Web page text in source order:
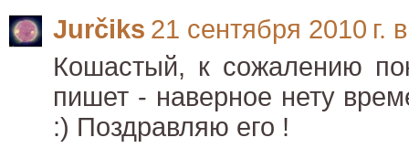
Jurčiks 21 сентября 2010 г.
Кошастый, к сожалению
пишет - наверное нету
:) Поздравляю его !